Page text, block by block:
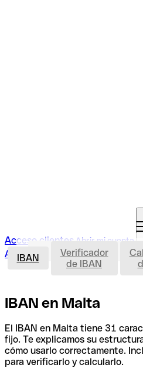
Acceso clientes Abrir mi cuenta
Abrir mi cuenta
IBAN
Verificador
de IBAN
IBAN en Malta
El IBAN en Malta tiene 31
fijo. Te explicamos su
cómo usarlo correctamente.
para verificarlo y calcularlo.